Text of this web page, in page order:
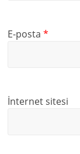
E-posta*
İnternet sitesi